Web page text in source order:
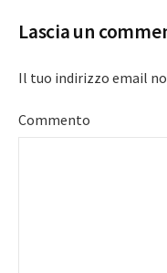
Lascia un
Il tuo indirizzo email
Commento